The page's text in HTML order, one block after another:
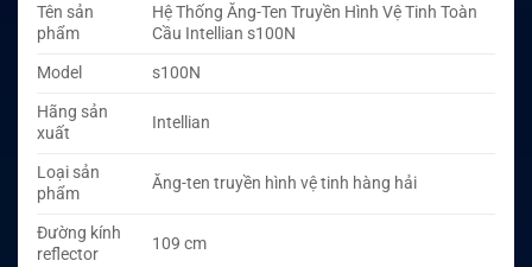
Tên sản
phẩm
Hệ Thống Ăng-Ten Truyền Hình Vệ Tinh Toàn
Cầu Intellian s100N
Model
s100N
Hãng sản
xuất
Intellian
Loại sản
phẩm
Ăng-ten truyền hình vệ tinh hàng hải
Đường kính
reflector
109 cm